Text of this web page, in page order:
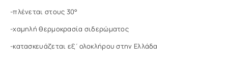
-πλένεται στους 30°
-χαμηλή θερμοκρασία σιδερώματος
-κατασκευάζεται εξ΄ολοκλήρου στην Ελλάδα